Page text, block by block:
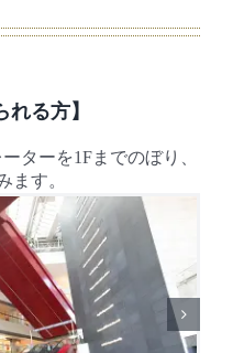
れる方】
ターを1Fまでのぼり、
ます。